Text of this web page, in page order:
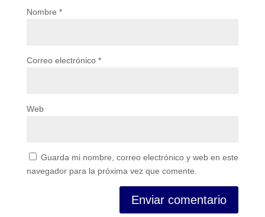
Nombre *
Correo electrónico *
Web
Guarda mi nombre, correo electrónico y web en este
navegador para la próxima vez que comente.